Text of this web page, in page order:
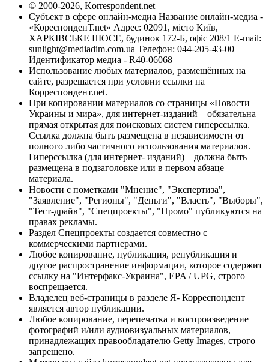
© 2000-2026, Korrespondent.net
Субъект в сфере онлайн-медиа Название онлайн-медиа -
«КореспонденТ.net» Адрес: 02091, місто Київ,
ХАРКІВСЬКЕ ШОСЕ, будинок 172-Б, офіс 208/1 E-mail:
sunlight@mediadim.com.ua Телефон: 044-205-43-00
Идентификатор медиа - R40-06068
Использование любых материалов, размещённых на
сайте, разрешается при условии ссылки на
Корреспондент.net.
При копировании материалов со страницы «Новости
Украины и мира», для интернет-изданий – обязательна
прямая открытая для поисковых систем гиперссылка.
Ссылка должна быть размещена в независимости от
полного либо частичного использования материалов.
Гиперссылка (для интернет- изданий) – должна быть
размещена в подзаголовке или в первом абзаце
материала.
Новости с пометками "Мнение", "Экспертиза",
"Заявление", "Регионы", "Деньги", "Власть", "Выборы",
"Тест-драйв", "Спецпроекты", "Промо" публикуются на
правах рекламы.
Раздел Спецпроекты создается совместно с
коммерческими партнерами.
Любое копирование, публикация, републикация и
другое распространение информации, которое содержит
ссылку на "Интерфакс-Украина", EPA / UPG, строго
воспрещается.
Владелец веб-страницы в разделе Я- Корреспондент
является автор публикации.
Любое копирование, перепечатка и воспроизведение
фотографий и/или аудиовизуальных материалов,
принадлежащих правообладателю Getty Images, строго
запрещено.